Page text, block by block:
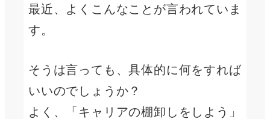
最近、よくこんなことが言われていま
す。
そうは言っても、具体的に何をすれば
いいのでしょうか？
よく、「キャリアの棚卸しをしよう」